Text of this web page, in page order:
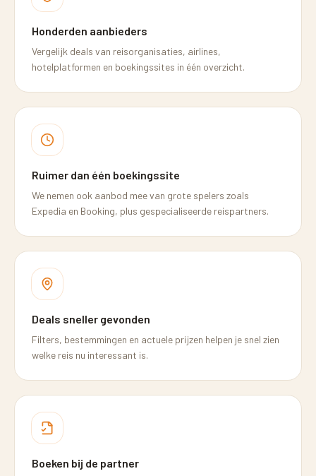
Honderden aanbieders
Vergelijk deals van reisorganisaties, airlines,
hotelplatformen en boekingssites in één overzicht.
Ruimer dan één boekingssite
We nemen ook aanbod mee van grote spelers zoals
Expedia en Booking, plus gespecialiseerde reispartners.
Deals sneller gevonden
Filters, bestemmingen en actuele prijzen helpen je snel zien
welke reis nu interessant is.
Boeken bij de partner